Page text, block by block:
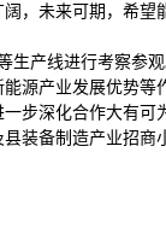
，未来可期，希
产线进行考察参
源产业发展优势
步深化合作大有可
装备制造产业招商